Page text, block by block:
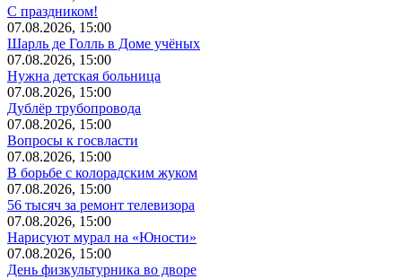
С праздником!
07.08.2026, 15:00
Шарль де Голль в Доме учёных
07.08.2026, 15:00
Нужна детская больница
07.08.2026, 15:00
Дублёр трубопровода
07.08.2026, 15:00
Вопросы к госвласти
07.08.2026, 15:00
В борьбе с колорадским жуком
07.08.2026, 15:00
56 тысяч за ремонт телевизора
07.08.2026, 15:00
Нарисуют мурал на «Юности»
07.08.2026, 15:00
День физкультурника во дворе